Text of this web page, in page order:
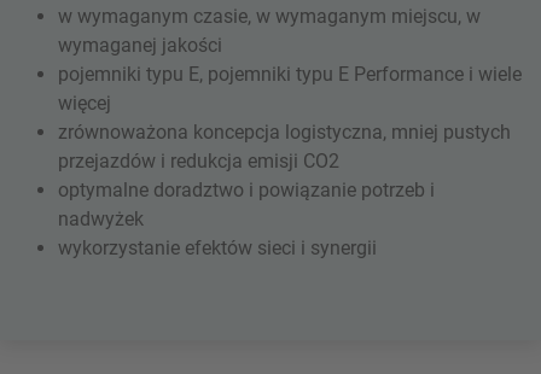
w wymaganym czasie, w wymaganym miejscu, w
wymaganej jakości
pojemniki typu E, pojemniki typu E Performance i wiele
więcej
zrównoważona koncepcja logistyczna, mniej pustych
przejazdów i redukcja emisji CO2
optymalne doradztwo i powiązanie potrzeb i
nadwyżek
wykorzystanie efektów sieci i synergii